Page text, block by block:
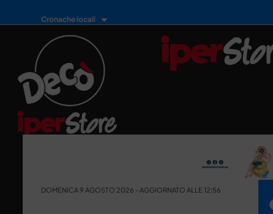
Cronache locali
DOMENICA 9 AGOSTO 2026 - AGGIORNATO ALLE 12:56